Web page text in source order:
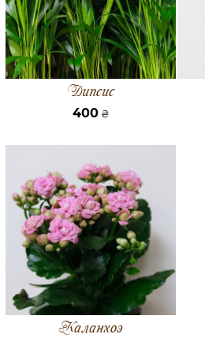
Дипсис
400₴
Каланхоэ